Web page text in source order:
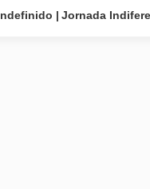
Jornada